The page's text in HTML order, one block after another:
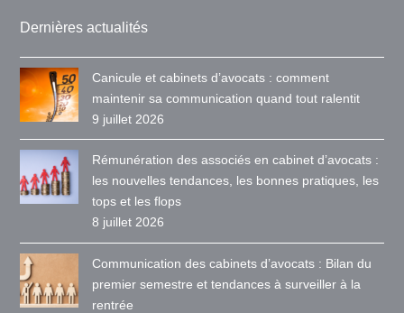
Dernières actualités
Canicule et cabinets d’avocats : comment
maintenir sa communication quand tout ralentit
9 juillet 2026
Rémunération des associés en cabinet d’avocats :
les nouvelles tendances, les bonnes pratiques, les
tops et les flops
8 juillet 2026
Communication des cabinets d’avocats : Bilan du
premier semestre et tendances à surveiller à la
rentrée